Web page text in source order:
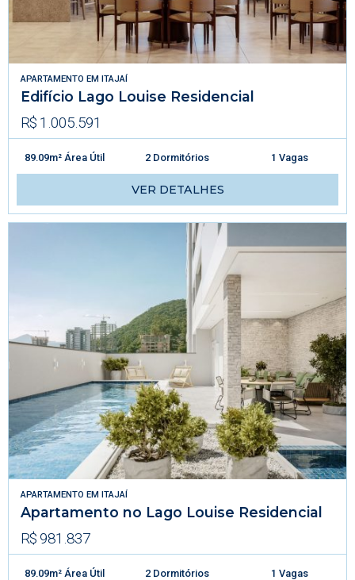
APARTAMENTO EM ITAJAÍ
Edifício Lago Louise Residencial
R$ 1.005.591
89.09m² Área Útil 2 Dormitórios 1 Vagas
VER DETALHES
APARTAMENTO EM ITAJAÍ
Apartamento no Lago Louise Residencial
R$ 981.837
89.09m² Área Útil 2 Dormitórios 1 Vagas